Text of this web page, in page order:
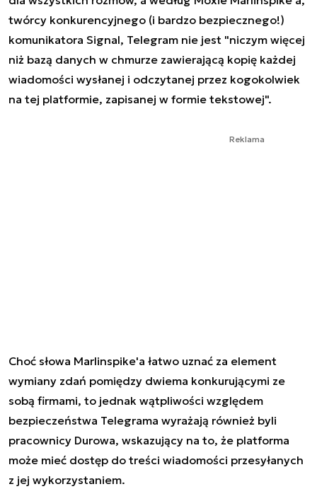
twórcy konkurencyjnego (i bardzo bezpiecznego!)
komunikatora Signal, Telegram nie jest "niczym więcej
niż bazą danych w chmurze zawierającą kopię każdej
wiadomości wysłanej i odczytanej przez kogokolwiek
na tej platformie, zapisanej w formie tekstowej".
Reklama
Choć słowa Marlinspike'a łatwo uznać za element
wymiany zdań pomiędzy dwiema konkurującymi ze
sobą firmami, to jednak wątpliwości względem
bezpieczeństwa Telegrama wyrażają również byli
pracownicy Durowa, wskazujący na to, że platforma
może mieć dostęp do treści wiadomości przesyłanych
z jej wykorzystaniem.